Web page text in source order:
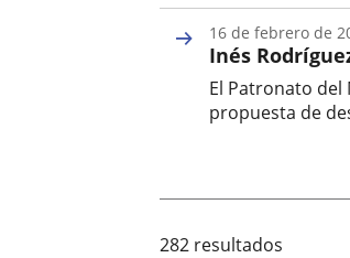
la
noticia
Inés
El Patronato del
propuesta de
noticia
16 de febrero de
282 resultados